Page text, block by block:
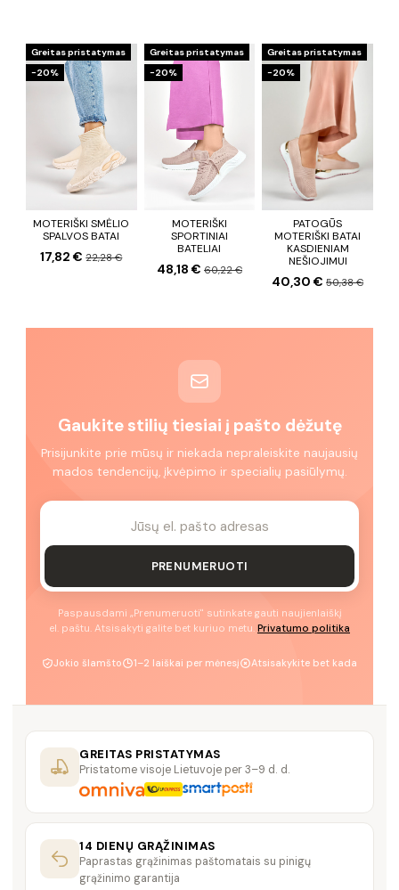
Greitas pristatymas
−20%
MOTERIŠKI SMĖLIO
SPALVOS BATAI
17,82 €22,28 €
Greitas pristatymas
−20%
MOTERIŠKI
SPORTINIAI
BATELIAI
48,18 € 60,22 €
Greitas pristatymas
−20%
PATOGŪS
MOTERIŠKI BATAI
KASDIENIAM
NEŠIOJIMUI
40,30 €50,38 €
Gaukite stilių tiesiai į pašto dėžutę
Prisijunkite prie mūsų ir niekada nepraleiskite naujausių
mados tendencijų, įkvėpimo ir specialių pasiūlymų.
PRENUMERUOTI
Paspausdami „Prenumeruoti" sutinkate gauti naujienlaiškį
el. paštu. Atsisakyti galite bet kuriuo metu. Privatumo politika
Jokio šlamšto 1–2 laiškai per mėnesį Atsisakykite bet kada
GREITAS PRISTATYMAS
Pristatome visoje Lietuvoje per 3–9 d. d.
14 DIENŲ GRĄŽINIMAS
Paprastas grąžinimas paštomatais su pinigų
grąžinimo garantija